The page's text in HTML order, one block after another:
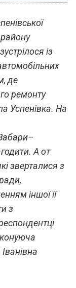
із
де
ремонту
Успенівка. На
А от
зверталися з
іншої її
з